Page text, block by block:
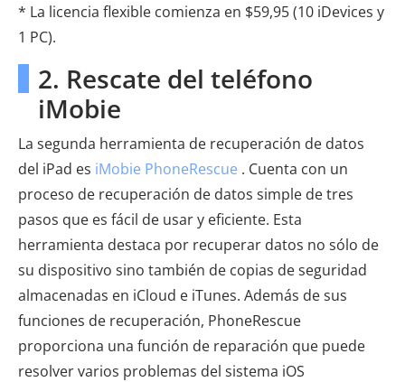
* La licencia flexible comienza en $59,95 (10 iDevices y
1 PC).
2. Rescate del teléfono
iMobie
La segunda herramienta de recuperación de datos
del iPad es iMobie PhoneRescue . Cuenta con un
proceso de recuperación de datos simple de tres
pasos que es fácil de usar y eficiente. Esta
herramienta destaca por recuperar datos no sólo de
su dispositivo sino también de copias de seguridad
almacenadas en iCloud e iTunes. Además de sus
funciones de recuperación, PhoneRescue
proporciona una función de reparación que puede
resolver varios problemas del sistema iOS